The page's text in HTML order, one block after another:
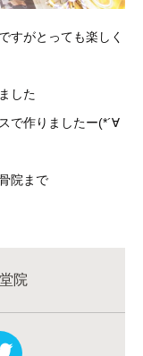
すがとっても楽しく
した
で作りましたー(*´∀
院まで
院